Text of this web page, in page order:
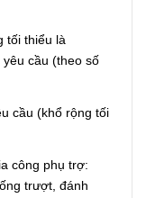
tối thiểu là
cầu (theo số
cầu (khổ rộng tối
công phụ trợ:
trượt, đánh